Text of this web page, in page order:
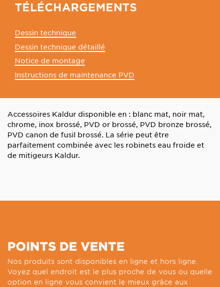
TÉLÉCHARGEMENTS
Dessin technique
Dessin technique détaillé
Notice de montage
Instructions de maintenance PVD
Accessoires Kaldur disponible en : blanc mat, noir mat,
chrome, inox brossé, PVD or brossé, PVD bronze brossé,
PVD canon de fusil brossé. La série peut être
parfaitement combinée avec les robinets eau froide et
de mitigeurs Kaldur.
POINTS DE VENTE
Nos produits sont disponibles en ligne et hors ligne.
Voyez quel endroit est le plus proche de vous ou quelle
option en ligne vous convient le mieux grâce aux